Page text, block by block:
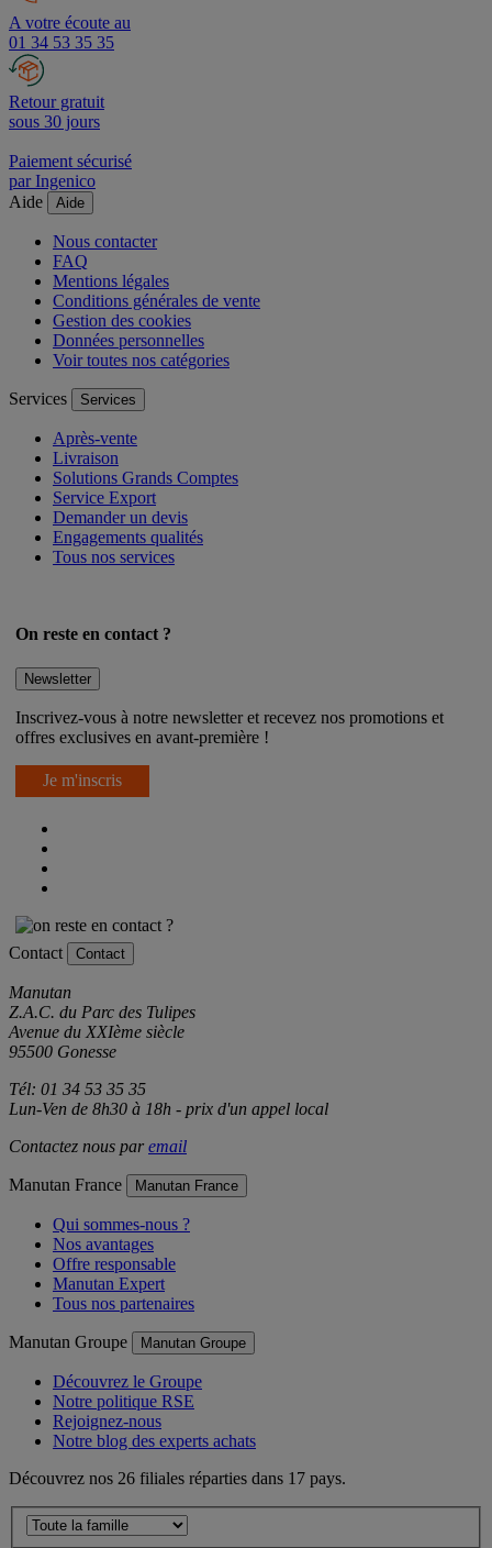
A votre écoute au
01 34 53 35 35
Retour gratuit
sous 30 jours
Paiement sécurisé
par Ingenico
Aide
Aide
Nous contacter
FAQ
Mentions légales
Conditions générales de vente
Gestion des cookies
Données personnelles
Voir toutes nos catégories
Services Services
Après-vente
Livraison
Solutions Grands Comptes
Service Export
Demander un devis
Engagements qualités
Tous nos services
On reste en contact ?
Newsletter
Inscrivez-vous à notre newsletter et recevez nos promotions et
offres exclusives en avant-première !
Je m'inscris
Contact Contact
Manutan
Z.A.C. du Parc des Tulipes
Avenue du XXIème siècle
95500 Gonesse
Tél: 01 34 53 35 35
Lun-Ven de 8h30 à 18h - prix d'un appel local
Contactez nous paremail
Manutan France Manutan France
Qui sommes-nous ?
Nos avantages
Offre responsable
Manutan Expert
Tous nos partenaires
Manutan Groupe Manutan Groupe
Découvrez le Groupe
Notre politique RSE
Rejoignez-nous
Notre blog des experts achats
Découvrez nos 26 filiales réparties dans 17 pays.